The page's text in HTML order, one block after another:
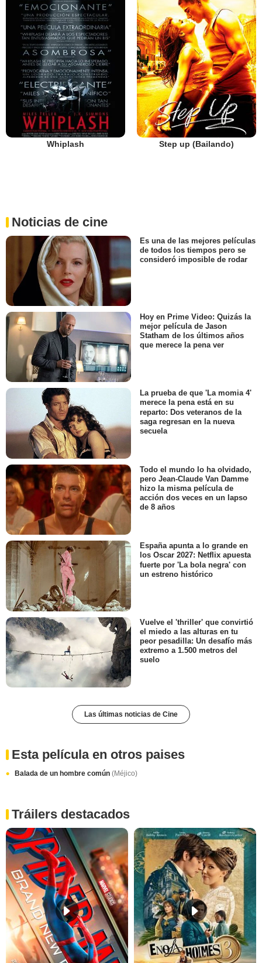
Whiplash Step up (Bailando)
Noticias de cine
Es una de las mejores películas
de todos los tiempos pero se
consideró imposible de rodar
Hoy en Prime Video: Quizás la
mejor película de Jason
Statham de los últimos años
que merece la pena ver
La prueba de que 'La momia 4'
merece la pena está en su
reparto: Dos veteranos de la
saga regresan en la nueva
secuela
Todo el mundo lo ha olvidado,
pero Jean-Claude Van Damme
hizo la misma película de
acción dos veces en un lapso
de 8 años
España apunta a lo grande en
los Oscar 2027: Netflix apuesta
fuerte por 'La bola negra' con
un estreno histórico
Vuelve el 'thriller' que convirtió
el miedo a las alturas en tu
peor pesadilla: Un desafío más
extremo a 1.500 metros del
suelo
Las últimas noticias de Cine
Esta película en otros paises
Balada de un hombre común (Méjico)
Tráilers destacados